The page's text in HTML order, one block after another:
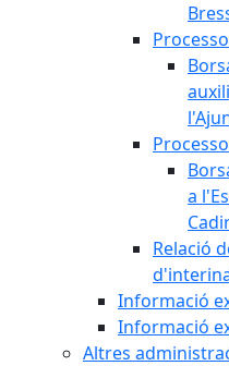
a
Relació
Informació
Informació
Altres